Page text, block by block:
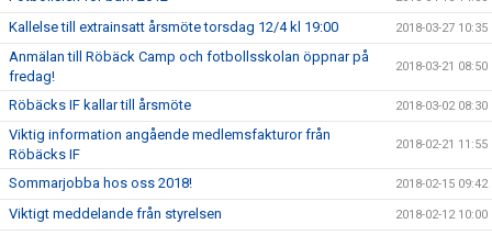
Kallelse till extrainsatt årsmöte torsdag 12/4 kl 19:00 2018-03-27 10:35
Anmälan till Röbäck Camp och fotbollsskolan öppnar på
fredag!
2018-03-21 08:50
Röbäcks IF kallar till årsmöte 2018-03-02 08:30
Viktig information angående medlemsfakturor från
Röbäcks IF
2018-02-21 11:55
Sommarjobba hos oss 2018! 2018-02-15 09:42
Viktigt meddelande från styrelsen 2018-02-12 10:00